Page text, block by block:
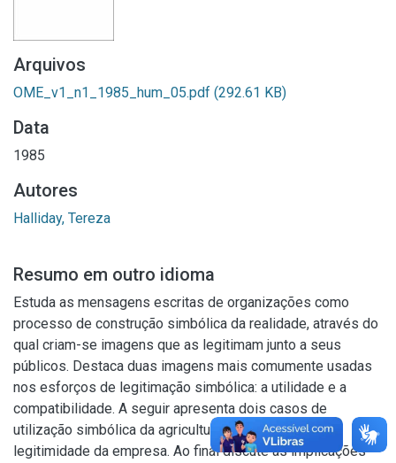
Arquivos
OME_v1_n1_1985_hum_05.pdf (292.61 KB)
Data
1985
Autores
Halliday, Tereza
Resumo em outro idioma
Estuda as mensagens escritas de organizações como
processo de construção simbólica da realidade, através do
qual criam-se imagens que as legitimam junto a seus
públicos. Destaca duas imagens mais comumente usadas
nos esforços de legitimação simbólica: a utilidade e a
compatibilidade. A seguir apresenta dois casos de
utilização simbólica da agricultura na construção da
legitimidade da empresa. Ao final discute as implicações